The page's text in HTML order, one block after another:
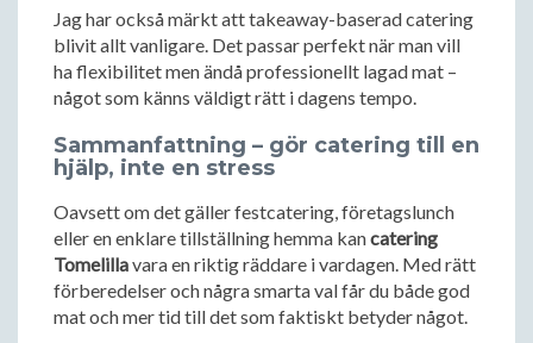
Jag har också märkt att takeaway-baserad catering
blivit allt vanligare. Det passar perfekt när man vill
ha flexibilitet men ändå professionellt lagad mat –
något som känns väldigt rätt i dagens tempo.
Sammanfattning – gör catering till en
hjälp, inte en stress
Oavsett om det gäller festcatering, företagslunch
eller en enklare tillställning hemma kancatering
Tomelillavara en riktig räddare i vardagen. Med rätt
förberedelser och några smarta val får du både god
mat och mer tid till det som faktiskt betyder något.